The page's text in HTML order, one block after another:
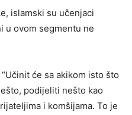
islamski su učenjaci
u ovom segmentu ne
će sa akikom isto što
podijeliti nešto kao
i komšijama. To je